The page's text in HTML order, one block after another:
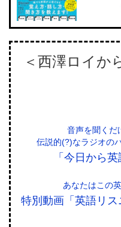
＜西澤ロイか
音声を聞くだ
伝説的(?)なラジオの
「今日から
あなたはこの
特別動画「英語リ